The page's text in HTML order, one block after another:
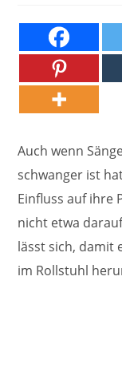
Auch wenn
schwanger ist
Einfluss auf ihre
nicht etwa
lässt sich, damit
im Rollstuhl